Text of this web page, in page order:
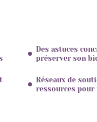
Des astuces
préserver son
Réseaux de
ressources pour